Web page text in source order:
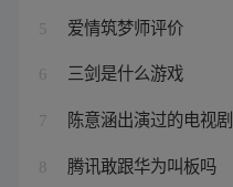
5 爱情筑梦师评价
6 三剑是什么游戏
7 陈意涵出演过的电视剧
8 腾讯敢跟华为叫板吗